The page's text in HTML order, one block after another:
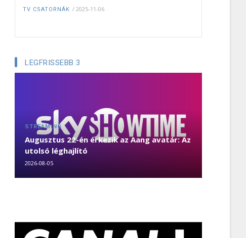
TV CSATORNÁK / 2025-11-06
LEGFRISSEBB 3
STREAMING
Augusztus 22-én érkezik az Aang avatár: Az
utolsó léghajlító
2026-08-05